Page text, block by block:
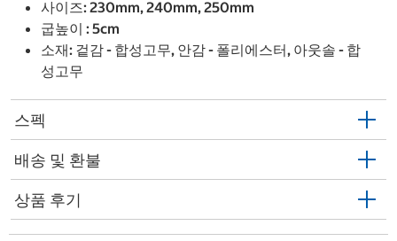
사이즈: 230mm, 240mm, 250mm
굽높이 : 5cm
소재: 겉감 - 합성고무, 안감 - 폴리에스터, 아웃솔 - 합
성고무
스펙
배송 및 환불
상품 후기